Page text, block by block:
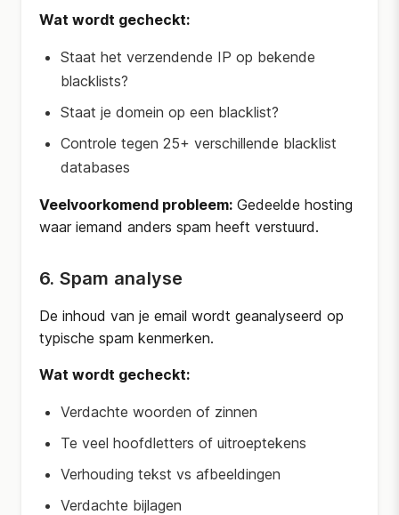
Wat wordt gecheckt:
Staat het verzendende IP op bekende
blacklists?
Staat je domein op een blacklist?
Controle tegen 25+ verschillende blacklist
databases
Veelvoorkomend probleem: Gedeelde hosting
waar iemand anders spam heeft verstuurd.
6. Spam analyse
De inhoud van je email wordt geanalyseerd op
typische spam kenmerken.
Wat wordt gecheckt:
Verdachte woorden of zinnen
Te veel hoofdletters of uitroeptekens
Verhouding tekst vs afbeeldingen
Verdachte bijlagen